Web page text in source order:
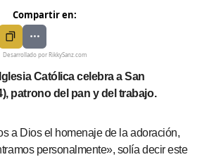
Compartir en:
Desarrollado por RikkySanz.com
patrono del pan y del trabajo.
a Dios el homenaje de la adoración,
personalmente», solía decir este